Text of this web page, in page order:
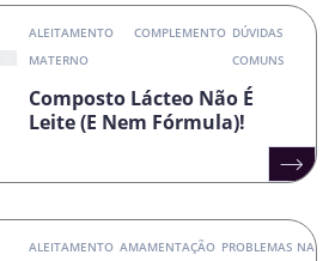
ALEITAMENTO
MATERNO
COMPLEMENTO DÚVIDAS
COMUNS
Composto Lácteo Não É
Leite (e Nem Fórmula)!
ALEITAMENTO AMAMENTAÇÃO PROBLEMAS NA